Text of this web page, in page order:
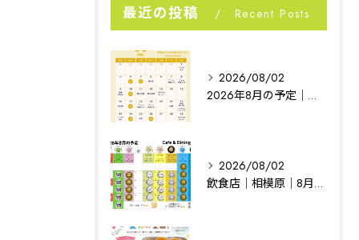
最近の投稿 Recent Posts
2026/08/02
2026年8月の予定｜相模原イベント｜noconoco
2026/08/02
飲食店｜相模原｜8月の予定